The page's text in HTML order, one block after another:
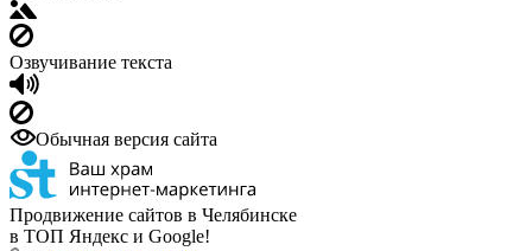
Озвучивание текста
Обычная версия сайта
Продвижение сайтов в Челябинске
в ТОП Яндекс и Google!